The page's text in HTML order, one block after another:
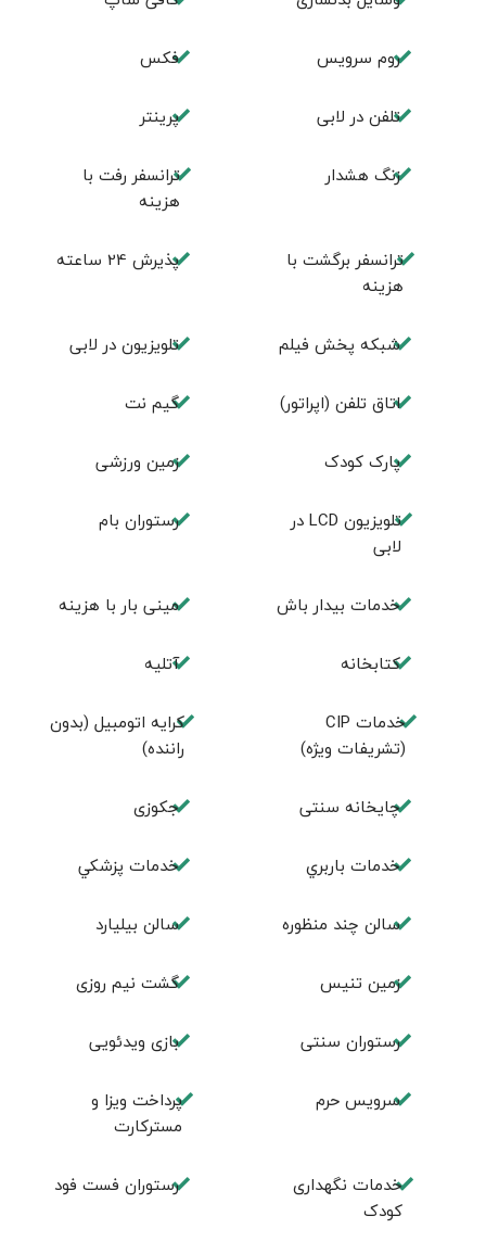
روم سرويس فكس
تلفن در لابی پرینتر
زنگ هشدار
ترانسفر رفت با
هزینه
ترانسفر برگشت با
هزینه
پذیرش 24 ساعته
شبکه پخش فیلم تلویزیون در لابی
اتاق تلفن (اپراتور) گیم نت
پارک کودک زمین ورزشی
تلويزيون LCD در
لابی
رستوران بام
خدمات بیدار باش مینی بار با هزینه
كتابخانه آتلیه
خدمات CIP
(تشریفات ویژه)
کرایه اتومبیل (بدون
راننده)
چايخانه سنتی جكوزی
خدمات باربري خدمات پزشكي
سالن چند منظوره سالن بيليارد
زمين تنيس گشت نیم روزی
رستوران سنتی بازی ویدئویی
سرویس حرم
پرداخت ویزا و
مسترکارت
خدمات نگهداری
کودک
رستوران فست فود